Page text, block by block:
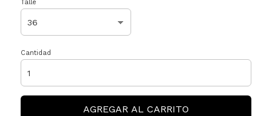
Talle
Cantidad
AGREGAR AL CARRITO